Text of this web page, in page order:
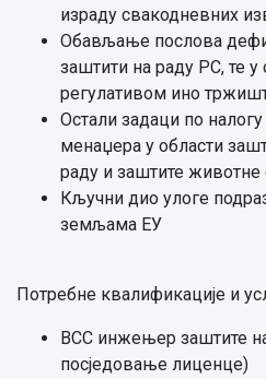
израду свакодневних
Обављање послова
заштити на раду РС, те
регулативом ино
Остали задаци по
менаџера у области
раду и заштите животне
Кључни дио улоге
земљама ЕУ
Потребне квалификације и
ВСС инжењер заштите
посједовање лиценце)